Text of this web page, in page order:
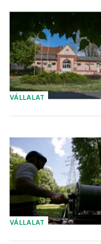
VÁLLALAT
VÁLLALAT